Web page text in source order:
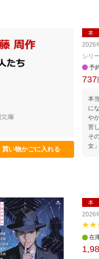
買い物かごに入れる
本
2026
シリ
予
737
本
に
や
苦
そ
女
本
2026
在